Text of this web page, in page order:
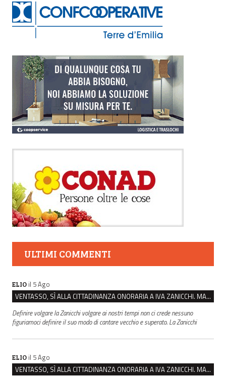
ULTIMI COMMENTI
ELIO il 5 Ago
VENTASSO, SÌ ALLA CITTADINANZA ONORARIA A IVA ZANICCHI. MA BARGIACCHI: “È DI PESSIMO GUSTO”
Definire volgare la Zanicchi volgare ai nostri tempi non ci crede nessuno
figuriamoci definire il suo modo di cantare vecchio e superato. La Zanicchi
ELIO il 5 Ago
VENTASSO, SÌ ALLA CITTADINANZA ONORARIA A IVA ZANICCHI. MA BARGIACCHI: “È DI PESSIMO GUSTO”